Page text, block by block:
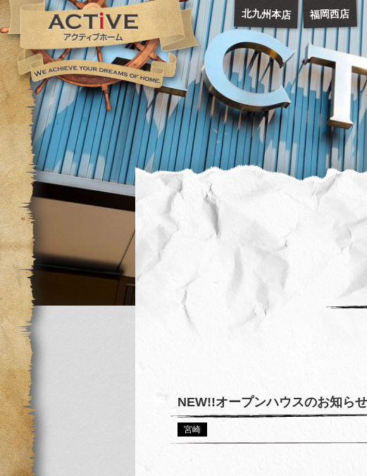
北九州本店 福岡西店
NEW!!オープンハウスのお知ら
宮崎